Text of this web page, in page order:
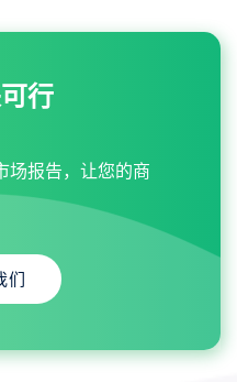
行
场报告，让您的商
们